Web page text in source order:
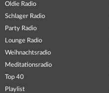
Oldie Radio
Schlager Radio
Party Radio
Lounge Radio
Weihnachtsradio
Meditationsradio
Top 40
Playlist